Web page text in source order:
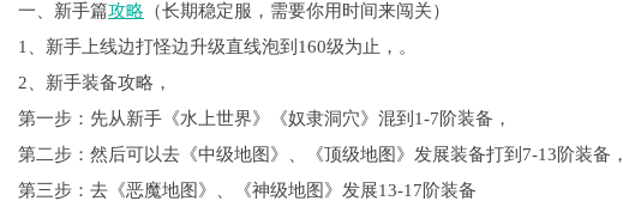
一、新手篇攻略 （长期稳定服，需要你用时间来闯关）
1、新手上线边打怪边升级直线泡到160级为止，。
2、新手装备攻略，
第一步：先从新手《水上世界》《奴隶洞穴》混到1-7阶装备，
第二步：然后可以去《中级地图》、《顶级地图》发展装备打到7-13阶装备，
第三步：去《恶魔地图》、《神级地图》发展13-17阶装备